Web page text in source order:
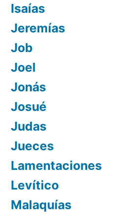
Isaías
Jeremías
Job
Joel
Jonás
Josué
Judas
Jueces
Lamentaciones
Levítico
Malaquías